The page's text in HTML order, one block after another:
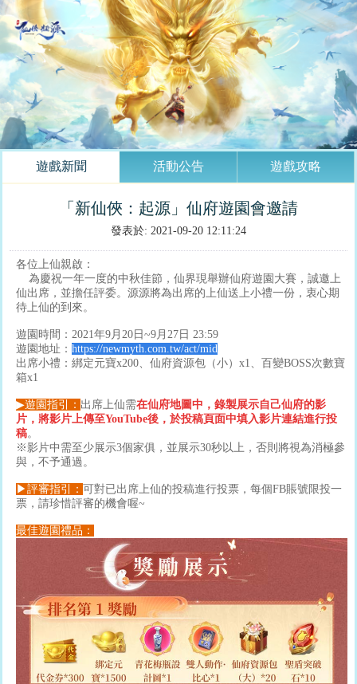
遊戲新聞 活動公告 遊戲攻略
「新仙俠：起源」仙府遊園會邀請
發表於: 2021-09-20 12:11:24
各位上仙親啟：
為慶祝一年一度的中秋佳節，仙界現舉辦仙府遊園大賽，誠邀上
仙出席，並擔任評委。源源將為出席的上仙送上小禮一份，衷心期
待上仙的到來。
遊園時間：2021年9月20日~9月27日 23:59
遊園地址：https://newmyth.com.tw/act/mid
出席小禮：綁定元寶x200、仙府資源包（小）x1、百變BOSS次數寶
箱x1
▶遊園指引： 出席上仙需在仙府地圖中，錄製展示自己仙府的影
片，將影片上傳至YouTube後，於投稿頁面中填入影片連結進行投
稿。
※影片中需至少展示3個家俱，並展示30秒以上，否則將視為消極參
與，不予通過。
▶評審指引：可對已出席上仙的投稿進行投票，每個FB賬號限投一
票，請珍惜評審的機會喔~
最佳遊園禮品：